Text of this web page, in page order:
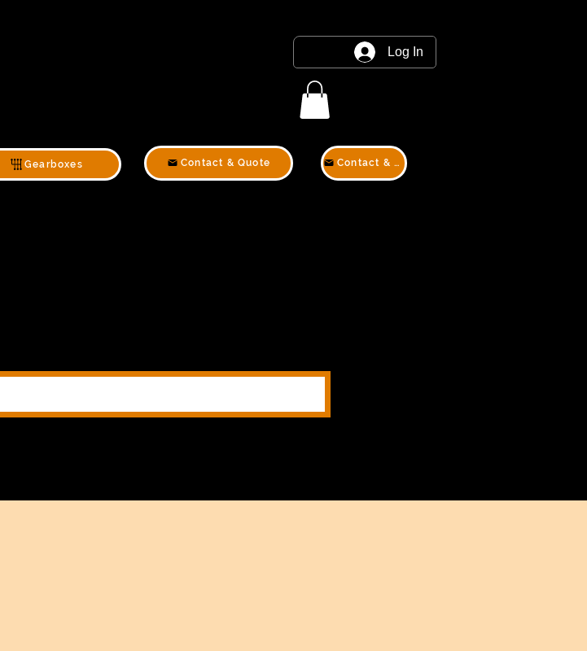
Gearboxes
Log In
Contact & Quote Contact & Quote